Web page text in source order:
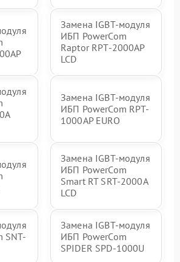
Замена IGBT-модуля
ИБП PowerCom
Raptor RPT-2000AP
LCD
Замена IGBT-модуля
ИБП PowerCom RPT-
1000AР EURO
Замена IGBT-модуля
ИБП PowerCom
Smart RT SRT-2000A
LCD
SNT-
Замена IGBT-модуля
ИБП PowerCom
SPIDER SPD-1000U